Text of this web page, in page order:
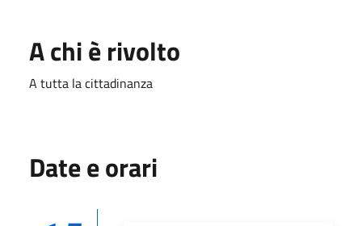
A chi è rivolto
A tutta la cittadinanza
Date e orari